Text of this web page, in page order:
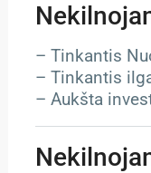
– Tinkantis
– Tinkantis
– Aukšta